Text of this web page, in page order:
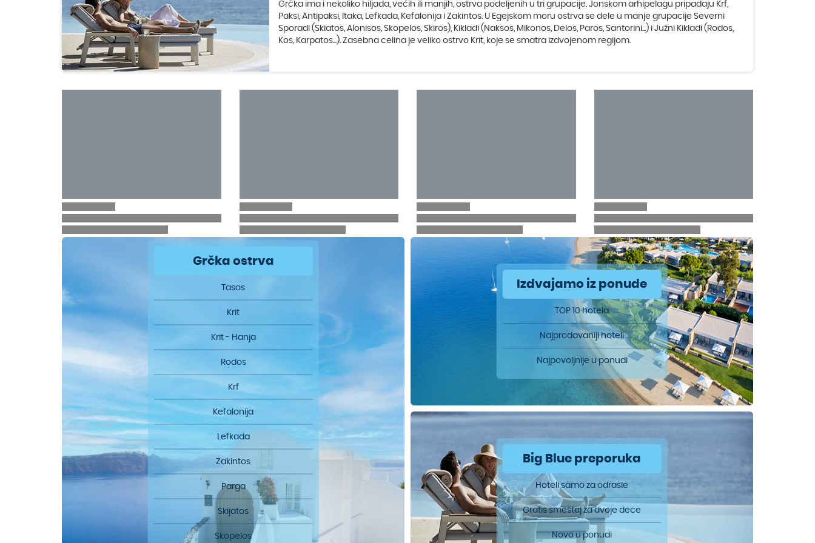
Grčka ima i nekoliko hiljada, većih ili manjih, ostrva podeljenih u tri grupacije. Jonskom arhipelagu pripadaju Krf,
Paksi, Antipaksi, Itaka, Lefkada, Kefalonija i Zakintos. U Egejskom moru ostrva se dele u manje grupacije Severni
Sporadi (Skiatos, Alonisos, Skopelos, Skiros), Kikladi (Naksos, Mikonos, Delos, Paros, Santorini...) i Južni Kikladi (Rodos,
Kos, Karpatos...). Zasebna celina je veliko ostrvo Krit, koje se smatra izdvojenom regijom.
Grčka ostrva
Tasos
Krit
Krit - Hanja
Rodos
Krf
Kefalonija
Lefkada
Zakintos
Parga
Skijatos
Skopelos
Izdvajamo iz ponude
TOP 10 hotela
Najprodavaniji hoteli
Najpovoljnije u ponudi
Big Blue preporuka
Hoteli samo za odrasle
Gratis smeštaj za dvoje dece
Novo u ponudi